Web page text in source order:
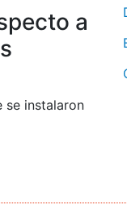
a
se instalaron